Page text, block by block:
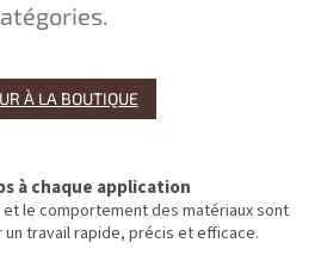
À LA BOUTIQUE
à chaque application
et le comportement des matériaux sont
travail rapide, précis et efficace.